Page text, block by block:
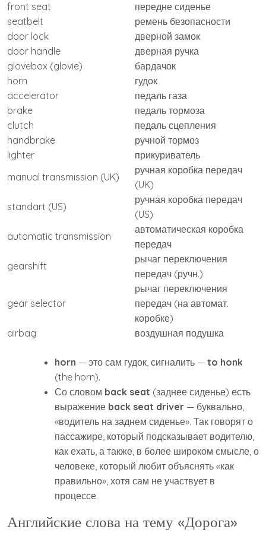
front seat
передне сиденье
seatbelt
ремень безопасности
door lock
дверной замок
door handle
дверная ручка
glovebox (glovie)
бардачок
horn
гудок
accelerator
педаль газа
brake
педаль тормоза
clutch
педаль сцепления
handbrake
ручной тормоз
lighter
прикуриватель
manual transmission (UK)
ручная коробка передач
(UK)
standart (US)
ручная коробка передач
(US)
automatic transmission
автоматическая коробка
передач
gearshift
рычаг переключения
передач (ручн.)
gear selector
рычаг переключения
передач (на автомат.
коробке)
airbag
воздушная подушка
horn — это сам гудок, сигналить — to honk
(the horn).
Со словом back seat (заднее сиденье) есть
выражение back seat driver — буквально,
«водитель на заднем сиденье». Так говорят о
пассажире, который подсказывает водителю,
как ехать, а также, в более широком смысле, о
человеке, который любит объяснять «как
правильно», хотя сам не участвует в
процессе.
Английские слова на тему «Дорога»